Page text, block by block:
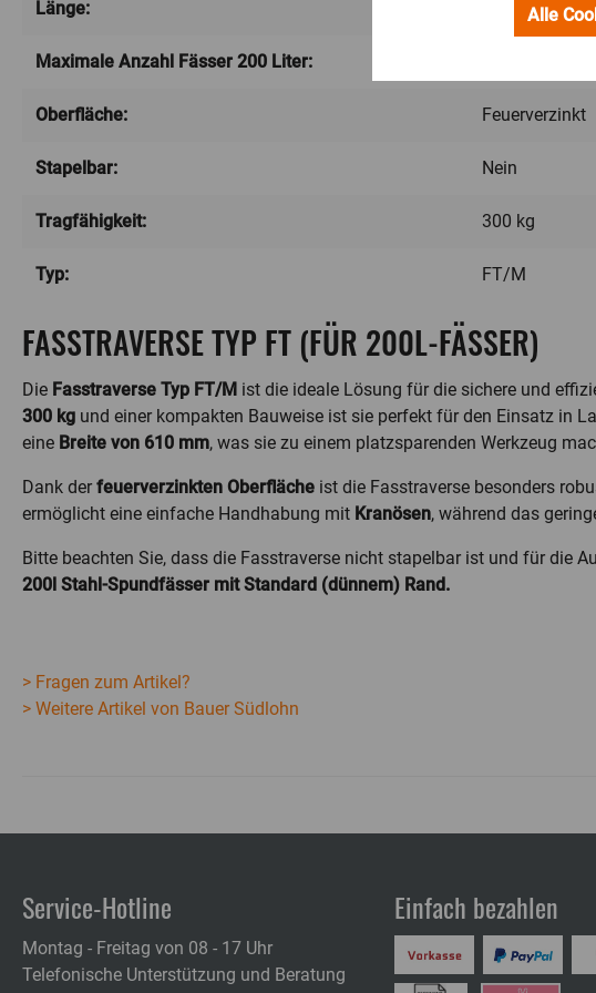
Länge: 610 mm
Maximale Anzahl Fässer 200 Liter:
Oberfläche: Feuerverzinkt
Stapelbar: Nein
Tragfähigkeit: 300 kg
Typ: FT/M
FASSTRAVERSE TYP FT (FÜR 200L-FÄSSER)
Die Fasstraverse Typ FT/M ist die ideale Lösung für die sichere und
300 kg und einer kompakten Bauweise ist sie perfekt für den Einsatz in
eine Breite von 610 mm, was sie zu einem platzsparenden Werkzeug
Dank der feuerverzinkten Oberfläche ist die Fasstraverse besonders
ermöglicht eine einfache Handhabung mit Kranösen, während das
Bitte beachten Sie, dass die Fasstraverse nicht stapelbar ist und für die
200l Stahl-Spundfässer mit Standard (dünnem) Rand.
> Fragen zum Artikel?
> Weitere Artikel von Bauer Südlohn
Service-Hotline
Montag - Freitag von 08 - 17 Uhr
Telefonische Unterstützung und Beratung
Einfach bezahlen
Alle